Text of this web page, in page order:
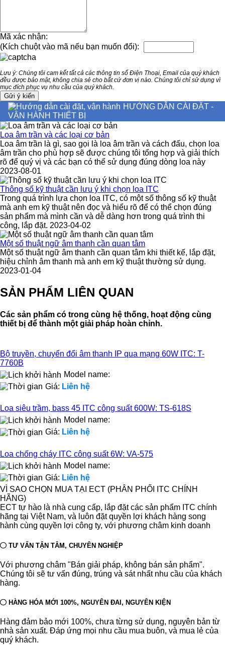
Mã xác nhận:
(Kích chuột vào mã nếu bạn muốn đổi):
Lưu ý: Chúng tôi cam kết tất cả các thông tin số Điện Thoại, Email của quý khách
đều được bảo mật, không chia sẻ cho bất cứ đơn vị nào. Chúng tôi chỉ sử dụng vì
mục đích phục vụ nhu cầu của quý khách.
HƯỚNG DẪN CÀI ĐẶT -
VẬN HÀNH THIẾT BỊ
Loa âm trần và các loại cơ bản
Loa âm trần là gì, sao gọi là loa âm trần và cách đấu, chọn loa
âm trần cho phù hợp sẽ được chúng tôi tổng hợp và giải thích
rõ để quý vị và các bạn có thể sử dụng đúng dòng loa này
2023-08-01
Thông số kỹ thuật cần lưu ý khi chọn loa ITC
Trong quá trình lựa chọn loa ITC, có một số thông số kỹ thuật
mà anh em kỹ thuật nên đọc và hiểu rõ để có thể chọn đúng
sản phẩm mà mình cần và dễ dàng hơn trong quá trình thi
công, lắp đặt. 2023-04-02
Một số thuật ngữ âm thanh cần quan tâm
Một số thuật ngữ âm thanh cần quan tâm khi thiết kế, lắp đặt,
hiệu chỉnh âm thanh mà anh em kỹ thuật thường sử dụng.
2023-01-04
SẢN PHẨM LIÊN QUAN
Các sản phẩm có trong cùng hệ thống, hoạt động cùng
thiết bị để thành một giải pháp hoàn chỉnh.
Bộ truyền, chuyển đổi âm thanh IP qua mạng 60W ITC: T-
7760B
Model name:
Giá: Liên hệ
Loa siêu trầm, bass 45 ITC công suất 600W: TS-618S
Model name:
Giá: Liên hệ
Loa chống cháy ITC công suất 6W: VA-575
Model name:
Giá: Liên hệ
VÌ SAO CHỌN MUA TẠI ECT (PHÂN PHỐI ITC CHÍNH
HÃNG)
ECT tự hào là nhà cung cấp, lắp đặt các sản phẩm ITC chính
hãng tại Việt Nam, và luôn đặt quyền lợi khách hàng song
hành cùng quyền lợi công ty, với phương châm kinh doanh
TƯ VẤN TẬN TÂM, CHUYÊN NGHIỆP
Với phương châm "Bán giải pháp, không bán sản phẩm".
Chúng tôi sẽ tư vấn đúng, trúng và sát nhất nhu cầu của khách
hàng.
HÀNG HÓA MỚI 100%, NGUYÊN ĐAI, NGUYÊN KIỆN
Hàng đảm bảo mới 100%, chưa từng sử dụng, nguyên bản từ
nhà sản xuất. Đáp ứng mọi nhu cầu mua buôn, và mua lẻ của
quý khách.